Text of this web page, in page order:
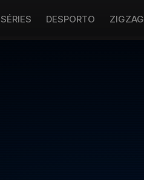
SÉRIES DESPORTO ZIGZAG